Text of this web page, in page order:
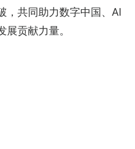
，共同助力数字中国、AI
贡献力量。